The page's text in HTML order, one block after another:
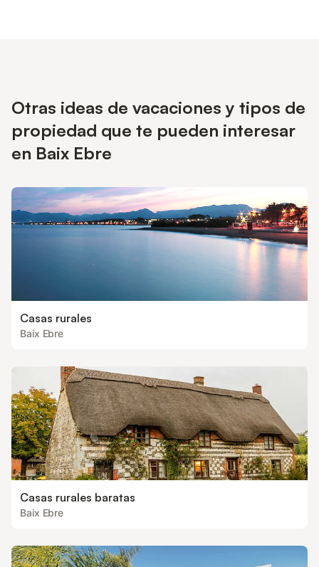
Otras ideas de vacaciones y tipos de
propiedad que te pueden interesar
en Baix Ebre
Casas rurales
Baix Ebre
Casas rurales baratas
Baix Ebre